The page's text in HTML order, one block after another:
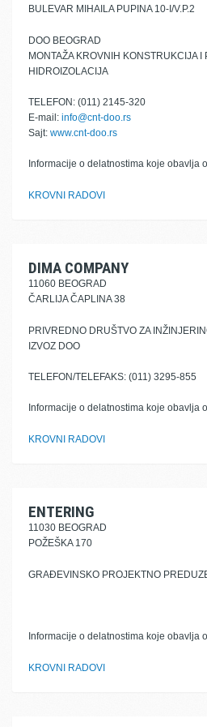
BULEVAR MIHAILA PUPINA 10-I/V.P.2
DOO BEOGRAD
MONTAŽA KROVNIH KONSTRUKCIJA I
HIDROIZOLACIJA
TELEFON: (011) 2145-320
E-mail: info@cnt-doo.rs
Sajt: www.cnt-doo.rs
Informacije o delatnostima koje obavlja
KROVNI RADOVI
DIMA COMPANY
11060 BEOGRAD
ČARLIJA ČAPLINA 38
PRIVREDNO DRUŠTVO ZA
IZVOZ DOO
TELEFON/TELEFAKS: (011) 3295-855
Informacije o delatnostima koje obavlja
KROVNI RADOVI
ENTERING
11030 BEOGRAD
POŽEŠKA 170
GRAĐEVINSKO PROJEKTNO
Informacije o delatnostima koje obavlja
KROVNI RADOVI